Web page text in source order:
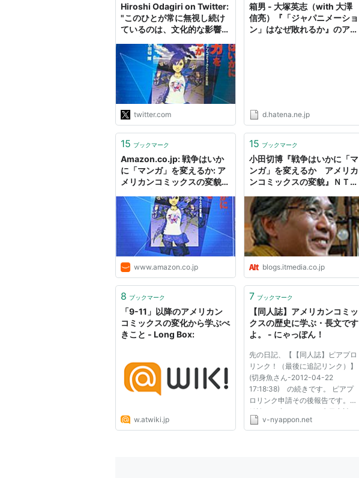
Hiroshi Odagiri on Twitter:
"このひとが常に無視し続け
ているのは、文化的な影響関
ガやアニメが「勧善懲悪」で
はない、より複雑なストーリ
ーを志向していった70〜80
年代にどれだけアメリカンコ
ミックスを含む欧米のコンテ
ンツから影響を受けてい…
https://t.co/qFRrA1uFiv"
twitter.com
箱男 - 大塚英志（with 大澤
信亮）『「ジャパニメーショ
ン」はなぜ敗れるか』のアメ
d.hatena.ne.jp
15 ブックマーク
Amazon.co.jp: 戦争はいか
に「マンガ」を変えるか: ア
メリカンコミックスの変貌:
www.amazon.co.jp
15 ブックマーク
小田切博『戦争はいかに「マ
ンガ」を変えるか アメリカ
ンコミックスの変貌』ＮＴＴ
「で？」：オルタナティブ・
ブログ
blogs.itmedia.co.jp
8 ブックマーク
「9-11」以降のアメリカン
コミックスの変化から学ぶべ
きこと - Long Box:
w.atwiki.jp
7 ブックマーク
【同人誌】アメリカンコミッ
クスの歴史に学ぶ・長文です
よ。 - にゃっぽん！
先の日記、【【同人誌】ピアプロ
リンク！（最後に追記リンク）】
(切身魚さん-2012-04-22
17:18:38) の続きです。 ピアプ
ロリンク申請その後報告です。
結論から申しますと、先日申請し
てみたピアプロリンクは、受理さ
v-nyappon.net